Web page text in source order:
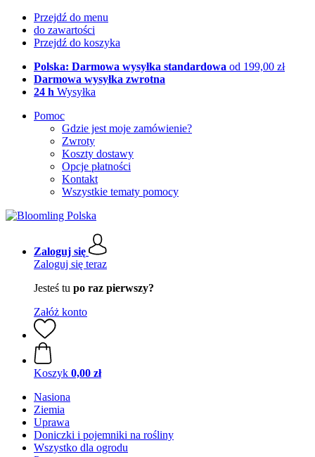
Przejdź do menu
do zawartości
Przejdź do koszyka
Polska: Darmowa wysyłka standardowa od 199,00 zł
Darmowa wysyłka zwrotna
24 h Wysyłka
Pomoc
Gdzie jest moje zamówienie?
Zwroty
Koszty dostawy
Opcje płatności
Kontakt
Wszystkie tematy pomocy
Zaloguj się
Zaloguj się teraz
Jesteś tu po raz pierwszy?
Załóż konto
Koszyk 0,00 zł
Nasiona
Ziemia
Uprawa
Doniczki i pojemniki na rośliny
Wszystko dla ogrodu